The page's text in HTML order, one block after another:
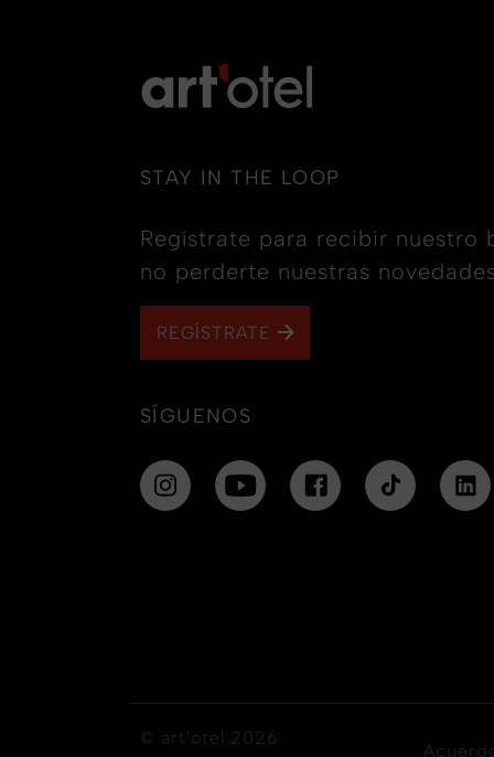
STAY IN THE LOOP
Regístrate para recibir nuestro
no perderte nuestras
REGÍSTRATE
SÍGUENOS
© art'otel 2026